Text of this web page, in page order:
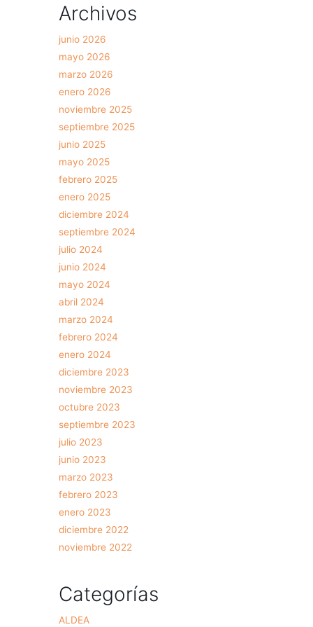
Archivos
junio 2026
mayo 2026
marzo 2026
enero 2026
noviembre 2025
septiembre 2025
junio 2025
mayo 2025
febrero 2025
enero 2025
diciembre 2024
septiembre 2024
julio 2024
junio 2024
mayo 2024
abril 2024
marzo 2024
febrero 2024
enero 2024
diciembre 2023
noviembre 2023
octubre 2023
septiembre 2023
julio 2023
junio 2023
marzo 2023
febrero 2023
enero 2023
diciembre 2022
noviembre 2022
Categorías
ALDEA